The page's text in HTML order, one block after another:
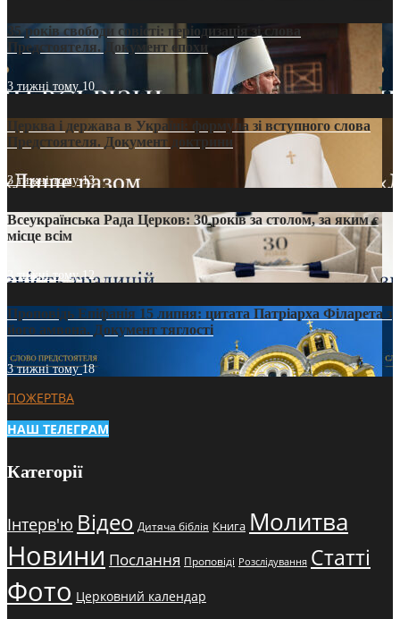
35 років свободи совісті: періодизація зі слова
Предстоятеля. Документ епохи
3 тижні тому 10
Церква і держава в Україні: формула зі вступного слова
Предстоятеля. Документ доктрини
3 тижні тому13
Всеукраїнська Рада Церков: 30 років за столом, за яким є
місце всім
3 тижні тому12
Проповідь Епіфанія 15 липня: цитата Патріарха Філарета з
його амвона. Документ тяглості
3 тижні тому18
ПОЖЕРТВА
НАШ ТЕЛЕГРАМ
Категорії
Інтерв'ю Відео Дитяча біблія Книга Молитва
Новини Послання Проповіді Розслідування Статті
Фото Церковний календар